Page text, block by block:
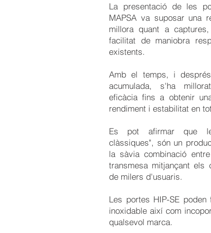
La presentació de les
MAPSA va suposar una
millora quant a
facilitat de maniobra
existents.
Amb el temps, i
acumulada, s'ha
eficàcia fins a obtenir
rendiment i estabilitat en
Es pot afirmar que
clàssiques", són un
la sàvia combinació
transmesa mitjançant els
de milers d'usuaris.
Les portes HIP-SE
inoxidable així com
qualsevol marca.